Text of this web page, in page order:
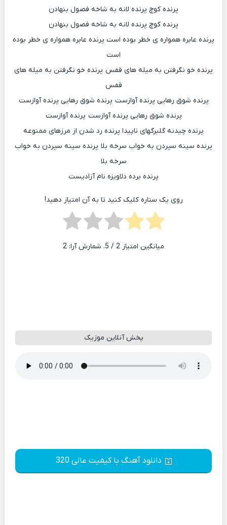
پرنده کوچ پرنده لانه به شاخه فصول بنهادن
پرنده کوچ پرنده لانه به شاخه فصول بنهادن
پرنده عابره همواره ی خطر بوده است پرنده عابره همواره ی خطر بوده
است
پرنده خو نگرفتن به میله های قفس پرنده خو نگرفتن به میله های
قفس
پرنده شوق رهایی پرنده آوازست پرنده شوق رهایی پرنده آوازست
پرنده شوق رهایی پرنده آوازست پرنده آوازست
پرنده چیدنه گلبرگهای ناپیدا پرنده رد شدن از مرزهای ممنوعه
پرنده سینه سپردن به خواب سرخه بلا پرنده سینه سپردن به خواب
سرخه بلا
پرنده برده دلاویزه نام آزادیست
روی یک ستاره کلیک کنید تا به آن امتیاز دهید!
میانگین امتیاز 2 / 5. شمارش آرا: 2
پخش آنلاین موزیک
دانلود آهنگ با کیفیت عالی 320